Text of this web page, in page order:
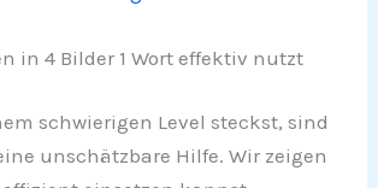
in 4 Bilder 1 Wort effektiv nutzt
schwierigen Level steckst, sind
unschätzbare Hilfe. Wir zeigen